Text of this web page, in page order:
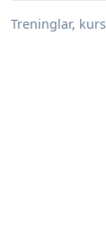
Treninglar,